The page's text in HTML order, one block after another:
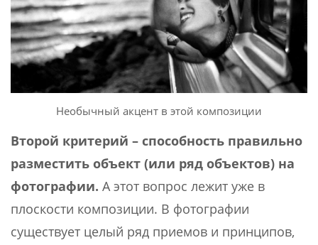
Необычный акцент в этой композиции
Второй критерий – способность правильно
разместить объект (или ряд объектов) на
фотографии. А этот вопрос лежит уже в
плоскости композиции. В фотографии
существует целый ряд приемов и принципов,